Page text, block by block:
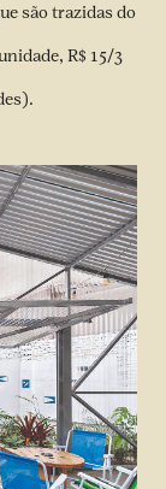
são trazidas do
R$ 15/3